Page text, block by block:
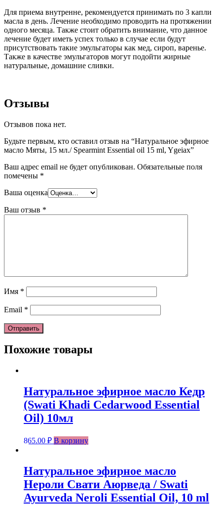
Для приема внутренне, рекомендуется принимать по 3 капли
масла в день. Лечение необходимо проводить на протяжении
одного месяца. Также стоит обратить внимание, что данное
лечение будет иметь успех только в случае если будут
присутствовать такие эмульгаторы как мед, сироп, варенье.
Также в качестве эмульгаторов могут подойти жирные
натуральные, домашние сливки.
Отзывы
Отзывов пока нет.
Будьте первым, кто оставил отзыв на “Натуральное эфирное
масло Мяты, 15 мл./ Spearmint Essential oil 15 ml, Ygeiax”
Ваш адрес email не будет опубликован. Обязательные поля
помечены *
Ваша оценка
Ваш отзыв *
Имя *
Email *
Похожие товары
Натуральное эфирное масло Кедр
(Swati Khadi Cedarwood Essential
Oil) 10мл
865.00 ₽ В корзину
Натуральное эфирное масло
Нероли Свати Аюрведа / Swati
Ayurveda Neroli Essential Oil, 10 ml